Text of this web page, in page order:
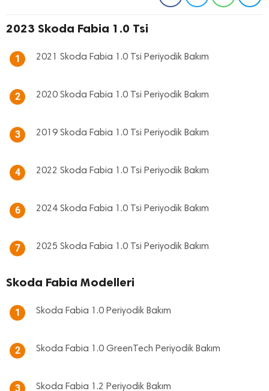
2023 Skoda Fabia 1.0 Tsi
1 2021 Skoda Fabia 1.0 Tsi Periyodik Bakım
2 2020 Skoda Fabia 1.0 Tsi Periyodik Bakım
3 2019 Skoda Fabia 1.0 Tsi Periyodik Bakım
4 2022 Skoda Fabia 1.0 Tsi Periyodik Bakım
6 2024 Skoda Fabia 1.0 Tsi Periyodik Bakım
7 2025 Skoda Fabia 1.0 Tsi Periyodik Bakım
Skoda Fabia Modelleri
1 Skoda Fabia 1.0 Periyodik Bakım
2 Skoda Fabia 1.0 GreenTech Periyodik Bakım
3 Skoda Fabia 1.2 Periyodik Bakım